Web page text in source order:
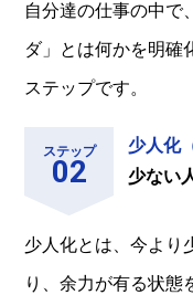
自分達の仕事の中で
ダ」とは何かを明確
ステップです。
ステップ
少人化
少ない
少人化とは、今より
り、余力が有る状態